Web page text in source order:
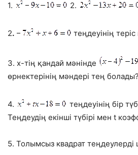
1. 2.
2. теңдеуінің
3. х-тің қандай мәнінде
өрнектерінің мәндері тең болады?
4.
теңдеуінің бір
Теңдеудің екінші түбірі мен t
5. Толымсыз квадрат